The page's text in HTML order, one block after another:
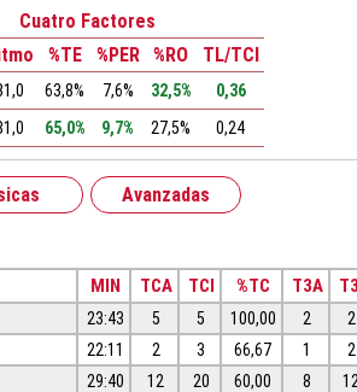
Cuatro Factores
%TE %PER %RO TL/TCI
63,8% 7,6% 32,5%
0,36
65,0% 9,7% 27,5% 0,24
Avanzadas
MIN TCA TCI %TC T3A
23:43 5 5 100,00 2
2
22:11 2 3 66,67 1
2
29:40 12 20 60,00 8